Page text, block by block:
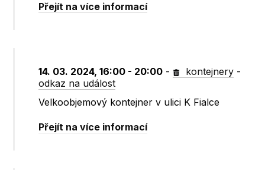
Přejít na více informací
14. 03. 2024, 16:00 - 20:00 - kontejnery -
odkaz na událost
Velkoobjemový kontejner v ulici K Fialce
Přejít na více informací